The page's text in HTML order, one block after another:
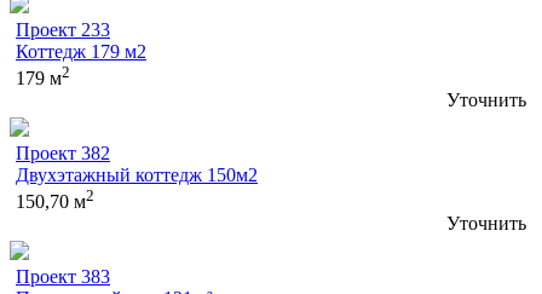
Проект 233
Коттедж 179 м2
179 м2
Уточнить
Проект 382
Двухэтажный коттедж 150м2
150,70 м2
Уточнить
Проект 383